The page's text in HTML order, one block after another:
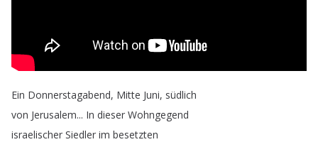
Ein Donnerstagabend, Mitte Juni, südlich
von Jerusalem... In dieser Wohngegend
israelischer Siedler im besetzten